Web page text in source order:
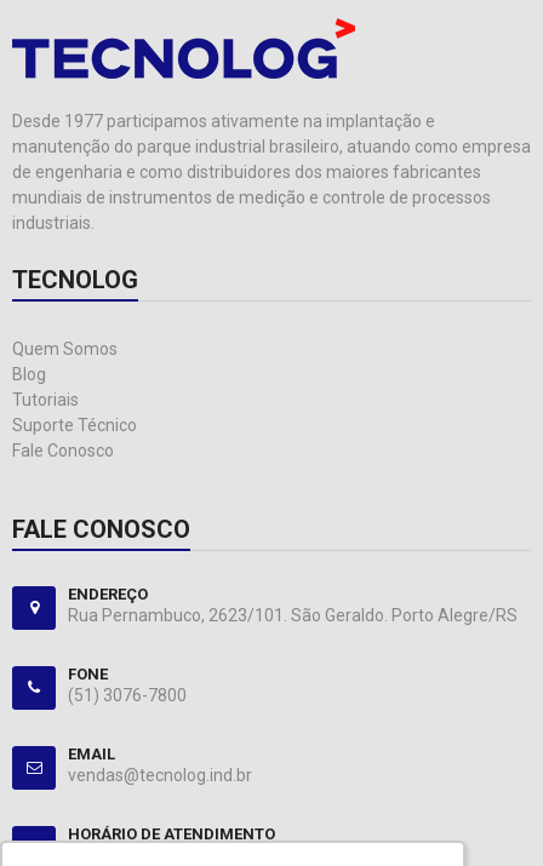
Desde 1977 participamos ativamente na implantação e
manutenção do parque industrial brasileiro, atuando como empresa
de engenharia e como distribuidores dos maiores fabricantes
mundiais de instrumentos de medição e controle de processos
industriais.
TECNOLOG
Quem Somos
Blog
Tutoriais
Suporte Técnico
Fale Conosco
FALE CONOSCO
ENDEREÇO
Rua Pernambuco, 2623/101. São Geraldo. Porto Alegre/RS
FONE
(51) 3076-7800
EMAIL
vendas@tecnolog.ind.br
HORÁRIO DE ATENDIMENTO